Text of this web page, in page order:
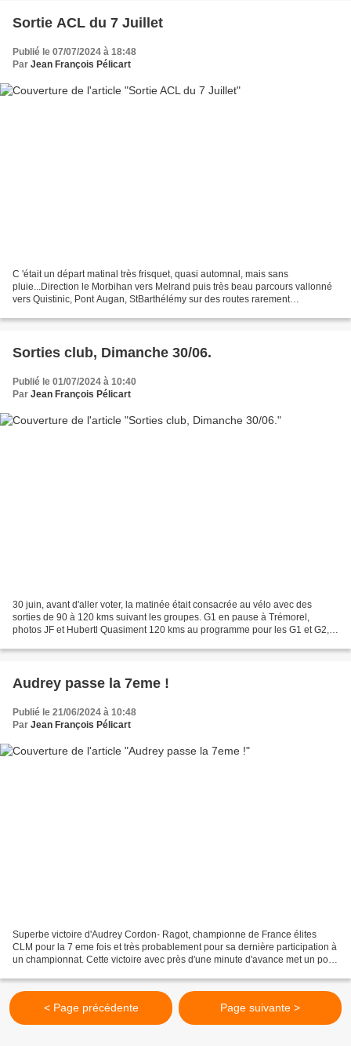
Sortie ACL du 7 Juillet
Publié le 07/07/2024 à 18:48
Par Jean François Pélicart
C 'était un départ matinal très frisquet, quasi automnal, mais sans
pluie...Direction le Morbihan vers Melrand puis très beau parcours vallonné
vers Quistinic, Pont Augan, StBarthélémy sur des routes rarement
Sorties club, Dimanche 30/06.
Publié le 01/07/2024 à 10:40
Par Jean François Pélicart
30 juin, avant d'aller voter, la matinée était consacrée au vélo avec des
sorties de 90 à 120 kms suivant les groupes. G1 en pause à Trémorel,
photos JF et Hubertl Quasiment 120 kms au programme pour les G1 et G2,
Audrey passe la 7eme !
Publié le 21/06/2024 à 10:48
Par Jean François Pélicart
Superbe victoire d'Audrey Cordon- Ragot, championne de France élites
CLM pour la 7 eme fois et très probablement pour sa dernière participation à
un championnat. Cette victoire avec près d'une minute d'avance met un point
< Page précédente Page suivante >